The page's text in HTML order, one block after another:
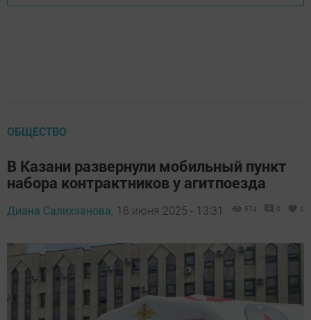
ОБЩЕСТВО
В Казани развернули мобильный пункт
набора контрактников у агитпоезда
Диана Салихзанова, 18 июня 2025 - 13:31 574 0 0